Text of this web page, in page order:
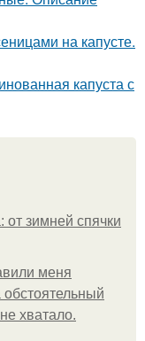
на капусте.
капуста с
от зимней спячки
меня
хватало.